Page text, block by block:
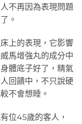
不再因為表現問題
。
上的表現，它影響
馬增強丸的成分中
體底子好了，精氣
回饋中，不只說硬
不會想睡。
位45歲的客人，